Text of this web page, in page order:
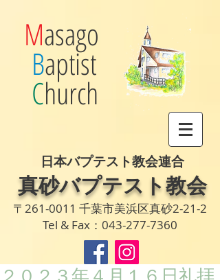
Masago
Baptist
Church
日本バプテスト教会連合
真砂バプテスト教会
〒261-0011 千葉市美浜区真砂2-21-2
Tel & Fax：043-277-7360